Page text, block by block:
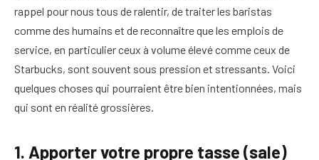
rappel pour nous tous de ralentir, de traiter les baristas
comme des humains et de reconnaître que les emplois de
service, en particulier ceux à volume élevé comme ceux de
Starbucks, sont souvent sous pression et stressants. Voici
quelques choses qui pourraient être bien intentionnées, mais
qui sont en réalité grossières.
1. Apporter votre propre tasse (sale)